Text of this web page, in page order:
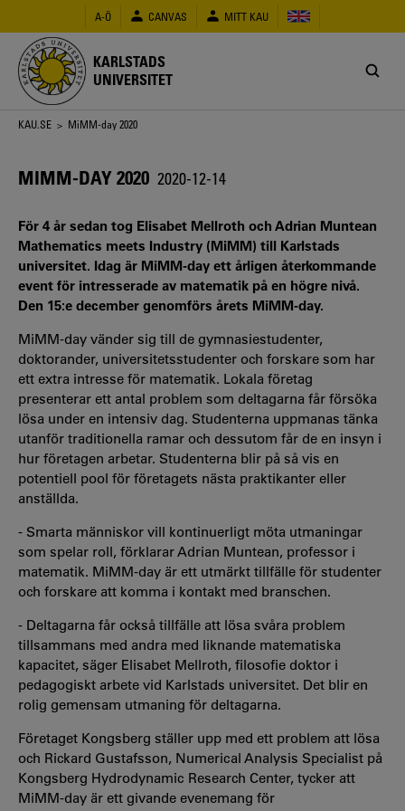
huvudinnehåll
A-Ö CANVAS MITT KAU
KARLSTADS
UNIVERSITET
Länkstig
KAU.SE > MiMM-day 2020
MIMM-DAY 2020 2020-12-14
För 4 år sedan tog Elisabet Mellroth och Adrian Muntean
Mathematics meets Industry (MiMM) till Karlstads
universitet. Idag är MiMM-day ett årligen återkommande
event för intresserade av matematik på en högre nivå.
Den 15:e december genomförs årets MiMM-day.
MiMM-day vänder sig till de gymnasiestudenter,
doktorander, universitetsstudenter och forskare som har
ett extra intresse för matematik. Lokala företag
presenterar ett antal problem som deltagarna får försöka
lösa under en intensiv dag. Studenterna uppmanas tänka
utanför traditionella ramar och dessutom får de en insyn i
hur företagen arbetar. Studenterna blir på så vis en
potentiell pool för företagets nästa praktikanter eller
anställda.
- Smarta människor vill kontinuerligt möta utmaningar
som spelar roll, förklarar Adrian Muntean, professor i
matematik. MiMM-day är ett utmärkt tillfälle för studenter
och forskare att komma i kontakt med branschen.
- Deltagarna får också tillfälle att lösa svåra problem
tillsammans med andra med liknande matematiska
kapacitet, säger Elisabet Mellroth, filosofie doktor i
pedagogiskt arbete vid Karlstads universitet. Det blir en
rolig gemensam utmaning för deltagarna.
Företaget Kongsberg ställer upp med ett problem att lösa
och Rickard Gustafsson, Numerical Analysis Specialist på
Kongsberg Hydrodynamic Research Center, tycker att
MiMM-day är ett givande evenemang för